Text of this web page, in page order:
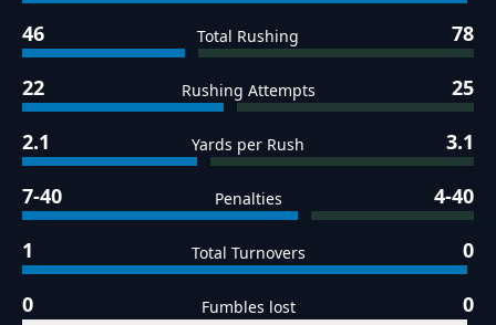
46 Total Rushing 78
22 Rushing Attempts 25
2.1 Yards per Rush 3.1
7-40 Penalties 4-40
1 Total Turnovers 0
0 Fumbles lost 0